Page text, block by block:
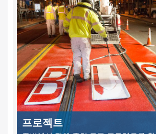
프로젝트